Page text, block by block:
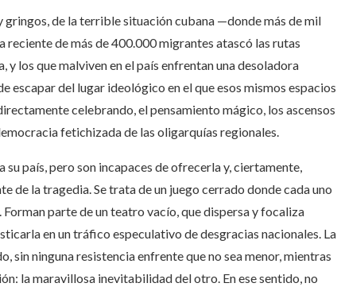
gringos, de la terrible situación cubana —donde más de mil
reciente de más de 400.000 migrantes atascó las rutas
los que malviven en el país enfrentan una desoladora
del lugar ideológico en el que esos mismos espacios
celebrando, el pensamiento mágico, los ascensos
fetichizada de las oligarquías regionales.
país, pero son incapaces de ofrecerla y, ciertamente,
de la tragedia. Se trata de un juego cerrado donde cada uno
parte de un teatro vacío, que dispersa y focaliza
en un tráfico especulativo de desgracias nacionales. La
ninguna resistencia enfrente que no sea menor, mientras
la maravillosa inevitabilidad del otro. En ese sentido, no